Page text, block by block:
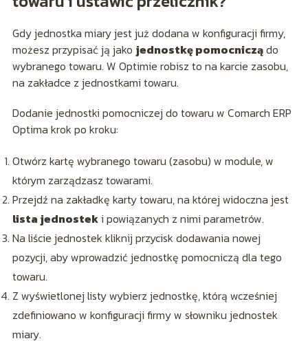
Gdy jednostka miary jest już dodana w konfiguracji firmy,
możesz przypisać ją jako jednostkę pomocnicządo
wybranego towaru. W Optimie robisz to na karcie zasobu,
na zakładce z jednostkami towaru.
Dodanie jednostki pomocniczej do towaru w Comarch ERP
Optima krok po kroku:
Otwórz kartę wybranego towaru (zasobu) w module, w
którym zarządzasz towarami.
Przejdź na zakładkę karty towaru, na której widoczna jest
lista jednosteki powiązanych z nimi parametrów.
Na liście jednostek kliknij przycisk dodawania nowej
pozycji, aby wprowadzić jednostkę pomocniczą dla tego
towaru.
Z wyświetlonej listy wybierz jednostkę, którą wcześniej
zdefiniowano w konfiguracji firmy w słowniku jednostek
miary.